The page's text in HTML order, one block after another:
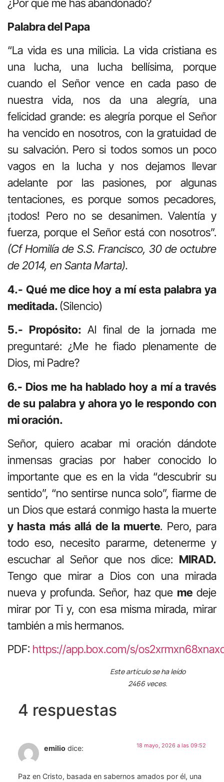
¿Por qué me has abandonado?
Palabra del Papa
“La vida es una milicia. La vida cristiana es
una lucha, una lucha bellísima, porque
cuando el Señor vence en cada paso de
nuestra vida, nos da una alegría, una
felicidad grande: es alegría porque el Señor
ha vencido en nosotros, con la gratuidad de
su salvación. Pero si todos somos un poco
vagos en la lucha y nos dejamos llevar
adelante por las pasiones, por algunas
tentaciones, es porque somos pecadores,
¡todos! Pero no se desanimen. Valentía y
fuerza, porque el Señor está con nosotros”.
(Cf Homilía de S.S. Francisco, 30 de octubre
de 2014, en Santa Marta).
4.- Qué me dice hoy a mí esta palabra ya
meditada.(Silencio)
5.- Propósito: Al final de la jornada me
preguntaré: ¿Me he fiado plenamente de
Dios, mi Padre?
6.- Dios me ha hablado hoy a mí a través
de su palabra y ahora yo le respondo con
mi oración.
Señor, quiero acabar mi oración dándote
inmensas gracias por haber conocido lo
importante que es en la vida “descubrir su
sentido”, “no sentirse nunca solo”, fiarme de
un Dios que estará conmigo hasta la muerte
y hasta más allá de la muerte. Pero, para
todo eso, necesito pararme, detenerme y
escuchar al Señor que nos dice: MIRAD.
Tengo que mirar a Dios con una mirada
nueva y profunda. Señor, haz que medeje
mirar por Ti y, con esa misma mirada, mirar
también a mis hermanos.
PDF: https://app.box.com/s/
Este artículo se ha leído
2466 veces.
4 respuestas
emilio dice: 18 mayo, 2026 a las 09:52
Paz en Cristo, basada en sabernos amados por él, una